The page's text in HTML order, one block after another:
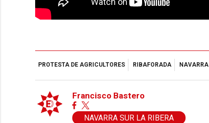
PROTESTA DE AGRICULTORES RIBAFORADA NAVARRA
Francisco Bastero
NAVARRA SUR LA RIBERA